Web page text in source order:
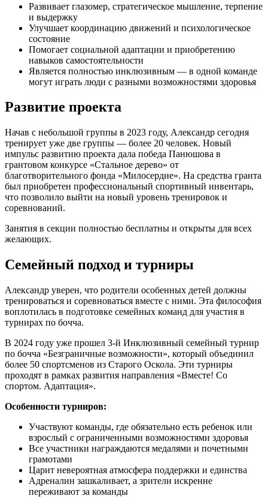
Развивает глазомер, стратегическое мышление, терпение
и выдержку
Улучшает координацию движений и психологическое
состояние
Помогает социальной адаптации и приобретению
навыков самостоятельности
Является полностью инклюзивным — в одной команде
могут играть люди с разными возможностями здоровья
Развитие проекта
Начав с небольшой группы в 2023 году, Александр сегодня
тренирует уже две группы — более 20 человек. Новый
импульс развитию проекта дала победа Панюшова в
грантовом конкурсе «Стальное дерево» от
благотворительного фонда «Милосердие». На средства гранта
был приобретен профессиональный спортивный инвентарь,
что позволило выйти на новый уровень тренировок и
соревнований.
Занятия в секции полностью бесплатны и открыты для всех
желающих.
Семейный подход и турниры
Александр уверен, что родители особенных детей должны
тренироваться и соревноваться вместе с ними. Эта философия
воплотилась в подготовке семейных команд для участия в
турнирах по бочча.
В 2024 году уже прошел 3-й Инклюзивный семейный турнир
по бочча «Безграничные возможности», который объединил
более 50 спортсменов из Старого Оскола. Эти турниры
проходят в рамках развития направления «Вместе! Со
спортом. Адаптация».
Особенности турниров:
Участвуют команды, где обязательно есть ребенок или
взрослый с ограниченными возможностями здоровья
Все участники награждаются медалями и почетными
грамотами
Царит невероятная атмосфера поддержки и единства
Адреналин зашкаливает, а зрители искренне
переживают за команды